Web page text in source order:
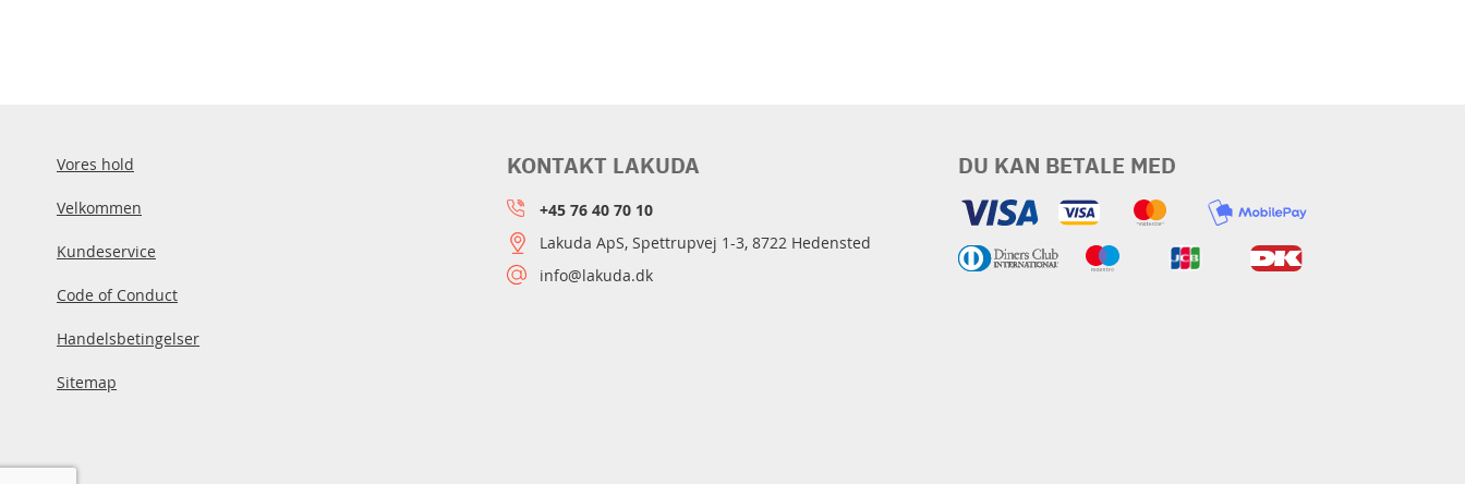
Vores hold
Velkommen
Kundeservice
Code of Conduct
Handelsbetingelser
Sitemap
DU KAN BETALE MED
KONTAKT LAKUDA
+45 76 40 70 10
Lakuda ApS, Spettrupvej 1-3, 8722 Hedensted
info@lakuda.dk